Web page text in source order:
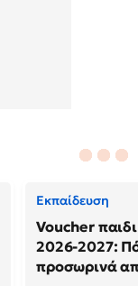
Εκπαίδευση
Voucher
2026-2027:
προσωρινά